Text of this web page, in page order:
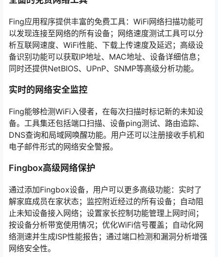
Fing应用程序提供丰富的免费工具：WiFi网络扫描功能可
以发现连接至网络的所有设备；网络速度测试工具可以分
析互联网速度、WiFi性能、下载上传速度及延迟；高级设
备识别功能可以获取IP地址、MAC地址、设备详细信息；
同时还提供NetBIOS、UPnP、SNMP等高级分析功能。
实时的网络安全监控
Fing能够检测WiFi入侵者，在每次扫描时标记新的未知设
备。工具集还包括端口扫描、设备ping测试、路由追踪、
DNS查询和局域网唤醒功能。用户还可以注册接收手机和
电子邮件形式的网络安全警报。
Fingbox高级网络保护
通过添加Fingbox设备，用户可以更多高级功能：实时了
解家庭成员在家状态；监控附近经过的所有设备；自动阻
止未知设备接入网络；设置家长控制功能管理上网时间；
按设备分析带宽使用情况；优化WiFi信号覆盖；自动化网
络测速并生成ISP性能报告；通过端口检测和漏洞分析增强
网络安全性。